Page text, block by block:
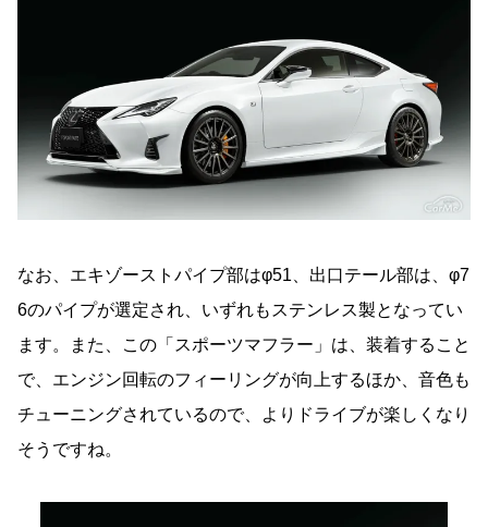
なお、エキゾーストパイプ部はφ51、出口テール部は、φ7
6のパイプが選定され、いずれもステンレス製となってい
ます。また、この「スポーツマフラー」は、装着すること
で、エンジン回転のフィーリングが向上するほか、音色も
チューニングされているので、よりドライブが楽しくなり
そうですね。